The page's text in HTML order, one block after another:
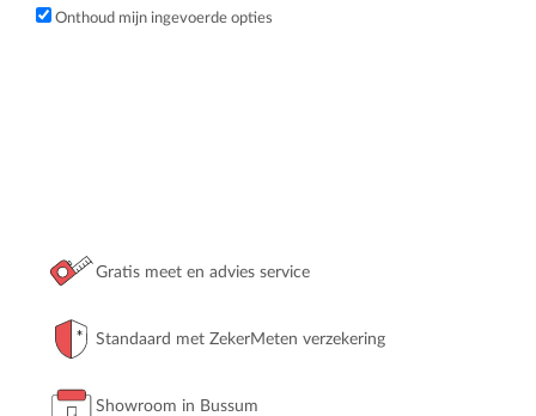
Onthoud mijn ingevoerde opties
Gratis meet en advies service
Standaard met ZekerMeten verzekering
Showroom in Bussum